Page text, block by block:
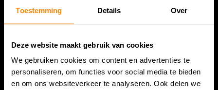
Toestemming Details Over
Deze website maakt gebruik van cookies
We gebruiken cookies om content en advertenties te
personaliseren, om functies voor social media te bieden
en om ons websiteverkeer te analyseren. Ook delen we
Bespanracket.nl is dé racketspecialist van Lelystad en
omstreken.